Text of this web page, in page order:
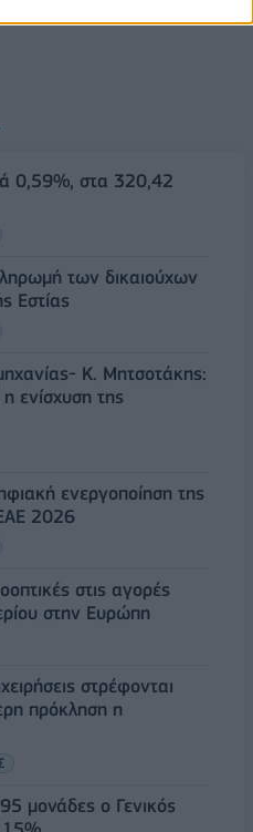
0,59%, στα 320,42
των δικαιούχων
Εστίας
Κ. Μητσοτάκης:
ενίσχυση της
ενεργοποίηση της
2026
στις αγορές
στην Ευρώπη
στρέφονται
πρόκληση η
μονάδες ο Γενικός